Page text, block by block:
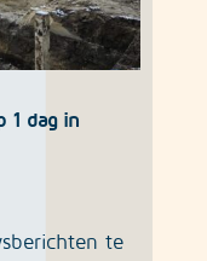
1 dag in
te